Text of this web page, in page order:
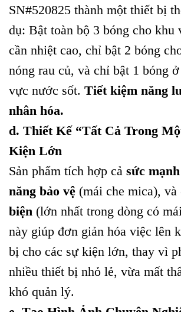
SN#520825 thành một thiết bị
dụ: Bật toàn bộ 3 bóng cho khu
cần nhiệt cao, chỉ bật 2 bóng
nóng rau củ, và chỉ bật 1 bóng
vực nước sốt. Tiết kiệm năng
nhân hóa.
d. Thiết Kế “Tất Cả Trong
Kiện Lớn
Sản phẩm tích hợp cả sức mạnh
năng bảo vệ (mái che mica), và
biện (lớn nhất trong dòng có
này giúp đơn giản hóa việc lên
bị cho các sự kiện lớn, thay vì
nhiều thiết bị nhỏ lẻ, vừa mất
khó quản lý.